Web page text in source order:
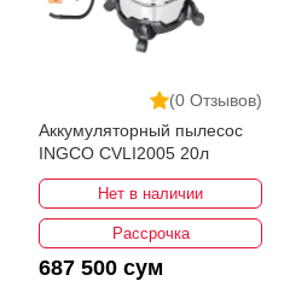
(0 Отзывов)
Аккумуляторный пылесос
INGCO CVLI2005 20л
Нет в наличии
Рассрочка
687 500 сум